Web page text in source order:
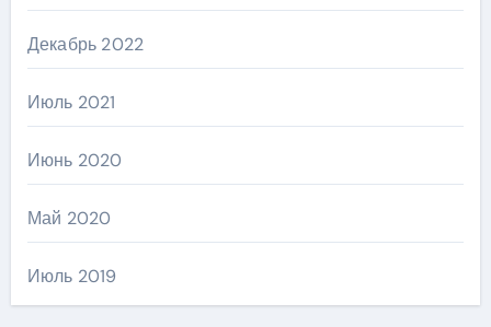
Декабрь 2022
Июль 2021
Июнь 2020
Май 2020
Июль 2019